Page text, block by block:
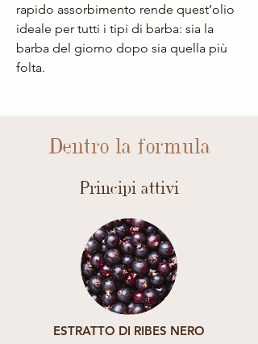
rapido assorbimento rende quest’olio
ideale per tutti i tipi di barba: sia la
barba del giorno dopo sia quella più
folta.
Dentro la formula
Principi attivi
ESTRATTO DI RIBES NERO